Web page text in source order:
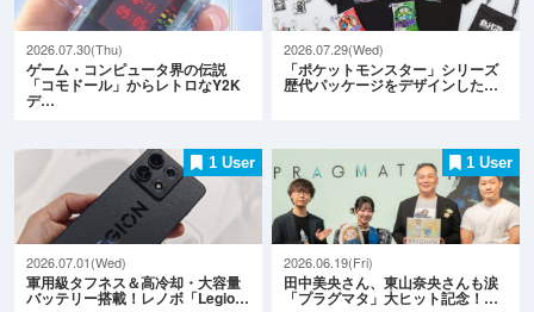
2026.07.30(Thu)
ゲーム・コンピュータ界の伝説
「コモドール」からレトロなY2K
デ…
2026.07.29(Wed)
「ポケットモンスター」シリーズ
歴代パッケージをデザインした…
1 User
2026.07.01(Wed)
軍用級タフネス＆高冷却・大容量
バッテリー搭載！レノボ「Legio…
1 User
2026.06.19(Fri)
田中美央さん、東山奈央さんも涙
「プラグマタ」大ヒット記念！…